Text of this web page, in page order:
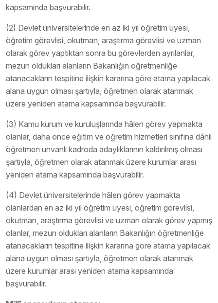
kapsamında başvurabilir.
(2) Devlet üniversitelerinde en az iki yıl öğretim üyesi,
öğretim görevlisi, okutman, araştırma görevlisi ve uzman
olarak görev yaptıktan sonra bu görevlerden ayrılanlar,
mezun oldukları alanların Bakanlığın öğretmenliğe
atanacakların tespitine ilişkin kararına göre atama yapılacak
alana uygun olması şartıyla, öğretmen olarak atanmak
üzere yeniden atama kapsamında başvurabilir.
(3) Kamu kurum ve kuruluşlarında hâlen görev yapmakta
olanlar, daha önce eğitim ve öğretim hizmetleri sınıfına dâhil
öğretmen unvanlı kadroda adaylıklarının kaldırılmış olması
şartıyla, öğretmen olarak atanmak üzere kurumlar arası
yeniden atama kapsamında başvurabilir.
(4) Devlet üniversitelerinde hâlen görev yapmakta
olanlardan en az iki yıl öğretim üyesi, öğretim görevlisi,
okutman, araştırma görevlisi ve uzman olarak görev yapmış
olanlar, mezun oldukları alanların Bakanlığın öğretmenliğe
atanacakların tespitine ilişkin kararına göre atama yapılacak
alana uygun olması şartıyla, öğretmen olarak atanmak
üzere kurumlar arası yeniden atama kapsamında
başvurabilir.